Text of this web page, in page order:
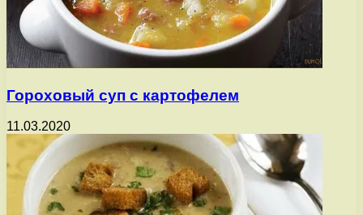
Гороховый суп с картофелем
11.03.2020